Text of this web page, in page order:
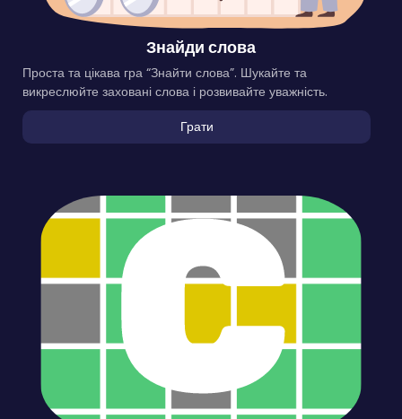
Знайди слова
Проста та цікава гра “Знайти слова”. Шукайте та
викреслюйте заховані слова і розвивайте уважність.
Грати